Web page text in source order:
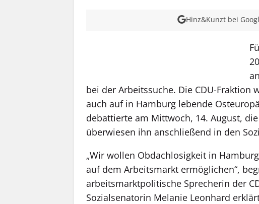
Hinz&Kunzt bei
bei der Arbeitssuche. Die CDU-
auch auf in Hamburg lebende
debattierte am Mittwoch, 14. August,
überwiesen ihn anschließend in den
„Wir wollen Obdachlosigkeit in
auf dem Arbeitsmarkt ermöglichen“,
arbeitsmarktpolitische Sprecherin der
Sozialsenatorin Melanie Leonhard